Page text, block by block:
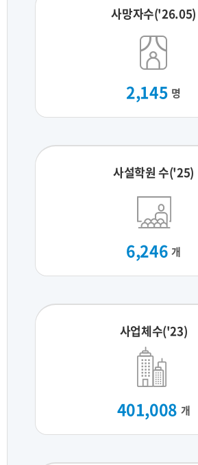
사망자수('26.05)
2,145 명
사설학원 수('25)
6,246 개
사업체수('23)
401,008 개